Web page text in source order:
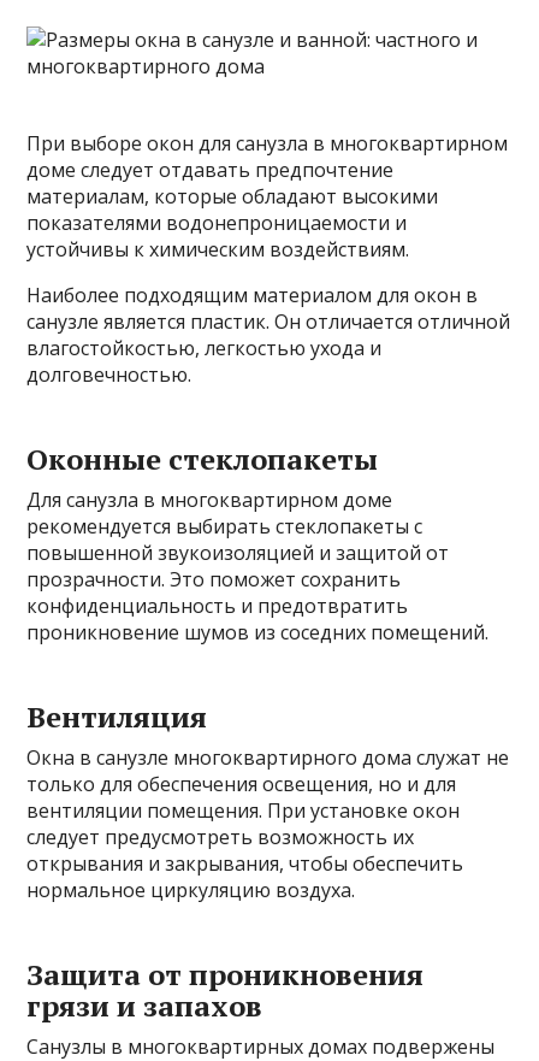
При выборе окон для санузла в многоквартирном
доме следует отдавать предпочтение
материалам, которые обладают высокими
показателями водонепроницаемости и
устойчивы к химическим воздействиям.
Наиболее подходящим материалом для окон в
санузле является пластик. Он отличается отличной
влагостойкостью, легкостью ухода и
долговечностью.
Оконные стеклопакеты
Для санузла в многоквартирном доме
рекомендуется выбирать стеклопакеты с
повышенной звукоизоляцией и защитой от
прозрачности. Это поможет сохранить
конфиденциальность и предотвратить
проникновение шумов из соседних помещений.
Вентиляция
Окна в санузле многоквартирного дома служат не
только для обеспечения освещения, но и для
вентиляции помещения. При установке окон
следует предусмотреть возможность их
открывания и закрывания, чтобы обеспечить
нормальное циркуляцию воздуха.
Защита от проникновения
грязи и запахов
Санузлы в многоквартирных домах подвержены